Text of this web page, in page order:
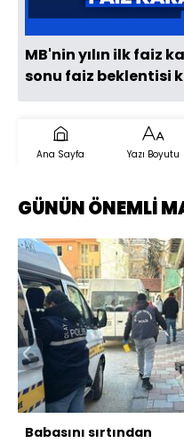
MB'nin yılın ilk faiz
sonu faiz beklentisi
Ana Sayfa Yazı Boyutu
GÜNÜN ÖNEMLİ
Babasını sırtından